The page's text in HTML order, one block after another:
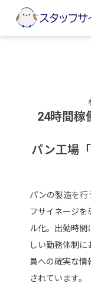
24時間稼
パン工場
パンの製造を行
フサイネージを
ル化。出勤時間
しい勤務体制
員への確実な
されています。